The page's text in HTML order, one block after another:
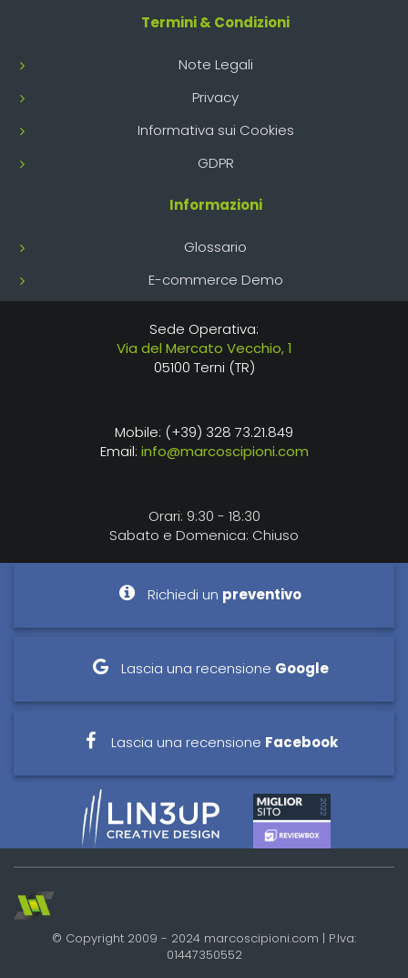
Termini & Condizioni
Note Legali
Privacy
Informativa sui Cookies
GDPR
Informazioni
Glossario
E-commerce Demo
Sede Operativa:
Via del Mercato Vecchio, 1
05100 Terni (TR)
Mobile: (+39) 328 73.21.849
Email: info@marcoscipioni.com
Orari: 9:30 - 18:30
Sabato e Domenica: Chiuso
Richiedi un preventivo
Lascia una recensione Google
Lascia una recensione Facebook
© Copyright 2009 - 2024 marcoscipioni.com | P.Iva:
01447350552